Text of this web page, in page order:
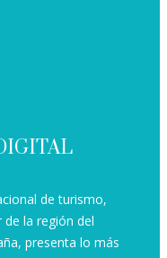
de turismo,
la región del
presenta lo más